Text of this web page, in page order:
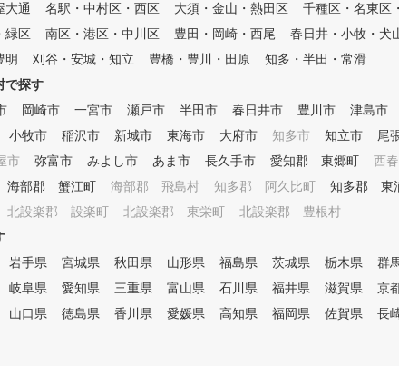
ベルアップできます。
大通
名駅・中村区・西区 大須・金山・熱田区 千種区・名東区
緑区
南区・港区・中川区 豊田・岡崎・西尾 春日井・小牧・犬
明
刈谷・安城・知立 豊橋・豊川・田原
知多・半田・常滑
で探す
岡崎市 一宮市 瀬戸市 半田市 春日井市 豊川市 津島市
小牧市 稲沢市 新城市 東海市 大府市 知多市 知立市 尾
市 弥富市 みよし市 あま市 長久手市 愛知郡 東郷町 西
海部郡 蟹江町 海部郡 飛島村 知多郡 阿久比町 知多郡 東
北設楽郡 設楽町 北設楽郡 東栄町
北設楽郡 豊根村
岩手県 宮城県 秋田県 山形県 福島県 茨城県 栃木県 群
岐阜県 愛知県 三重県 富山県 石川県 福井県 滋賀県 京
山口県 徳島県 香川県 愛媛県 高知県 福岡県 佐賀県 長